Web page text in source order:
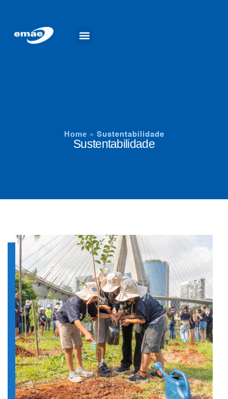
Home » Sustentabilidade
Sustentabilidade